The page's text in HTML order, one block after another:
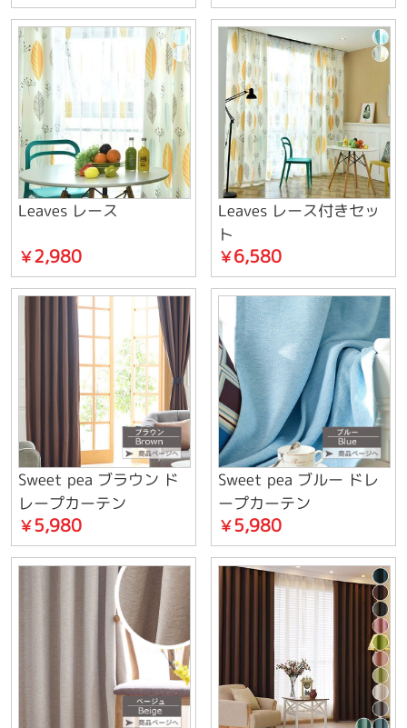
Leaves レース
￥2,980
Leaves レース付きセッ
ト
￥6,580
Sweet pea ブラウン ド
レープカーテン
￥5,980
Sweet pea ブルー ドレ
ープカーテン
￥5,980